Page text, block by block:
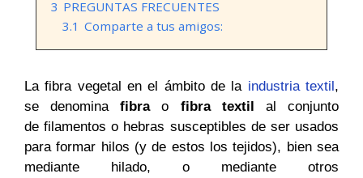
3 PREGUNTAS FRECUENTES
3.1 Comparte a tus amigos:
La fibra vegetal en el ámbito de la industria textil,
se denominafibrao fibra textil al conjunto
de filamentos o hebras susceptibles de ser usados
para formar hilos (y de estos los tejidos), bien sea
mediante hilado, o mediante otros